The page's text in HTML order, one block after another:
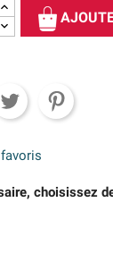
choisissez